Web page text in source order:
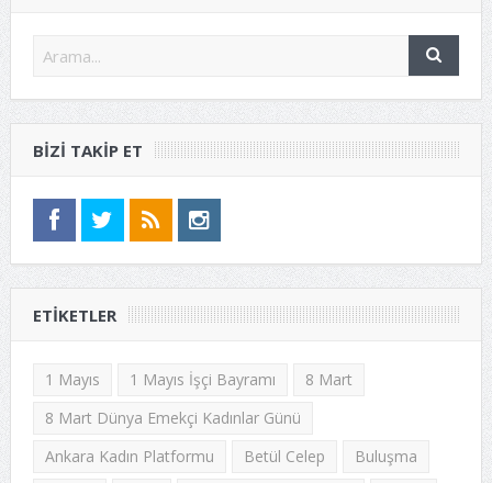
BIZI TAKIP ET
ETIKETLER
1 Mayıs 1 Mayıs İşçi Bayramı
8 Mart
8 Mart Dünya Emekçi Kadınlar Günü
Ankara Kadın Platformu
Betül Celep
Buluşma